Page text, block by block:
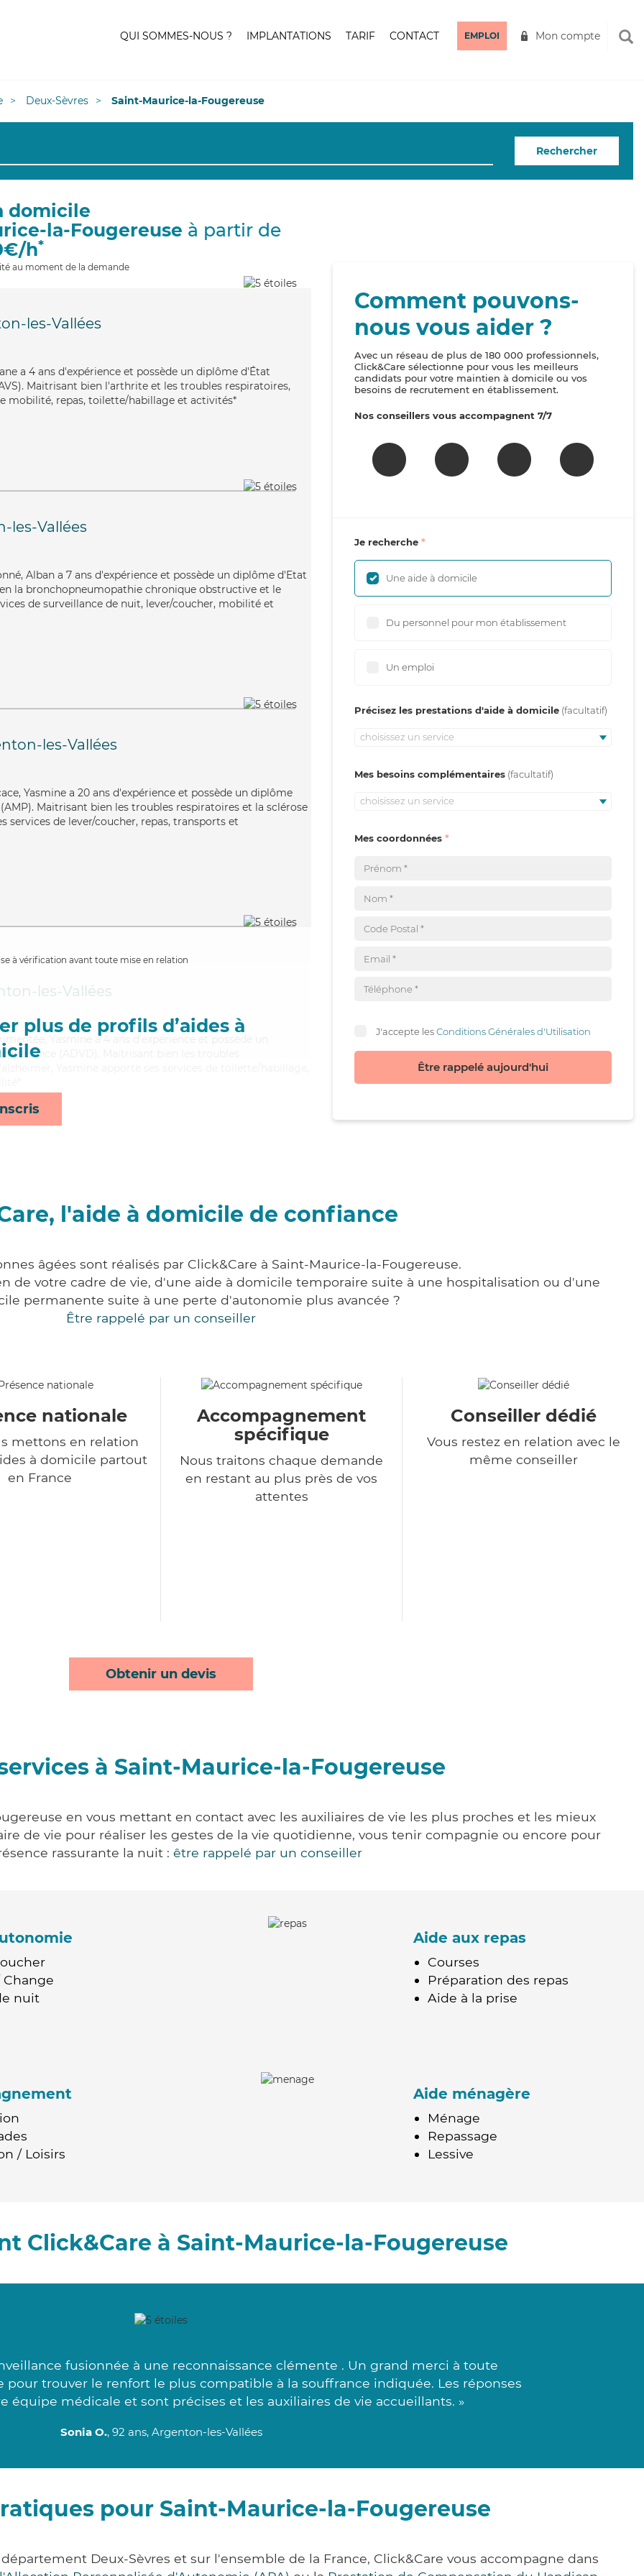
QUI SOMMES-NOUS ? IMPLANTATIONS TARIF CONTACT EMPLOI Mon compte
Deux-Sèvres Saint-Maurice-la-Fougereuse
Rechercher
domicile
la-Fougereuse à partir de
h*
au moment de la demande
les-Vallées
a 4 ans d'expérience et possède un diplôme d'État
Maitrisant bien l'arthrite et les troubles respiratoires,
mobilité, repas, toilette/habillage et activités*
les-Vallées
Alban a 7 ans d'expérience et possède un diplôme d'Etat
la bronchopneumopathie chronique obstructive et le
de surveillance de nuit, lever/coucher, mobilité et
les-Vallées
Yasmine a 20 ans d'expérience et possède un diplôme
Maitrisant bien les troubles respiratoires et la sclérose
services de lever/coucher, repas, transports et
à vérification avant toute mise en relation
plus de profils d’aides à
les-Vallées
Yasmine a 4 ans d'expérience et possède un
(ADVD). Maitrisant bien les troubles
Comment pouvons-
nous vous aider ?
Avec un réseau de plus de 180 000 professionnels,
Click&Care sélectionne pour vous les meilleurs
candidats pour votre maintien à domicile ou vos
besoins de recrutement en établissement.
Nos conseillers vous accompagnent 7/7
Je recherche
Une aide à domicile
Du personnel pour mon établissement
Un emploi
Précisez les prestations d'aide à domicile
choisissez un service
Mes besoins complémentaires
choisissez un service
Mes coordonnées
J'accepte lesConditions Générales d'Utilisation
Être rappelé aujourd'hui
l'aide à domicile de confiance
âgées sont réalisés par Click&Care à Saint-Maurice-la-Fougereuse.
de votre cadre de vie, d'une aide à domicile temporaire suite à une hospitalisation ou d'une
permanente suite à une perte d'autonomie plus avancée ?
Être rappelé par un conseiller
nationale
mettons en relation
à domicile partout
en France
Accompagnement
spécifique
Nous traitons chaque demande
en restant au plus près de vos
attentes
Conseiller dédié
Vous restez en relation avec le
même conseiller
Obtenir un devis
à Saint-Maurice-la-Fougereuse
en vous mettant en contact avec les auxiliaires de vie les plus proches et les mieux
de vie pour réaliser les gestes de la vie quotidienne, vous tenir compagnie ou encore pour
rassurante la nuit : être rappelé par un conseiller
nuit
Aide aux repas
Courses
Préparation des repas
Aide à la prise
/ Loisirs
Aide ménagère
Ménage
Repassage
Lessive
Click&Care à Saint-Maurice-la-Fougereuse
fusionnée à une reconnaissance clémente . Un grand merci à toute
trouver le renfort le plus compatible à la souffrance indiquée. Les réponses
équipe médicale et sont précises et les auxiliaires de vie accueillants. »
Sonia O., 92 ans, Argenton-les-Vallées
pour Saint-Maurice-la-Fougereuse
Deux-Sèvres et sur l'ensemble de la France, Click&Care vous accompagne dans